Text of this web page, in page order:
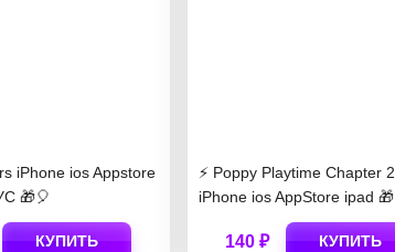
iPhone ios Appstore
🎁🎈
КУПИТЬ
⚡️ Poppy Playtime Chapter 2
iPhone ios AppStore ipad 🎁
140 ₽ КУПИТЬ